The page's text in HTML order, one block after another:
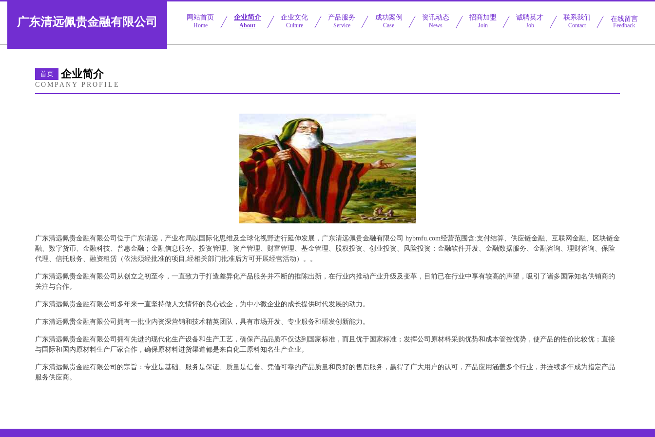
广东清远佩贵金融有限公司 网站首页
Home
企业简介
About
企业文化
Culture
产品服务
Service
成功案例
Case
资讯动态
News
招商加盟
Join
诚聘英才
Job
联系我们
Contact
在线留言
Feedback
首页 企业简介
COMPANY PROFILE
广东清远佩贵金融有限公司位于广东清远，产业布局以国际化思维及全球化视野进行延伸发展，广东清远佩贵金融有限公司 hybmfu.com经营范围含:支付结算、供应链金融、互联网金融、区块链金
融、数字货币、金融科技、普惠金融；金融信息服务、投资管理、资产管理、财富管理、基金管理、股权投资、创业投资、风险投资；金融软件开发、金融数据服务、金融咨询、理财咨询、保险
代理、信托服务、融资租赁（依法须经批准的项目,经相关部门批准后方可开展经营活动）。。
广东清远佩贵金融有限公司从创立之初至今，一直致力于打造差异化产品服务并不断的推陈出新，在行业内推动产业升级及变革，目前已在行业中享有较高的声望，吸引了诸多国际知名供销商的
关注与合作。
广东清远佩贵金融有限公司多年来一直坚持做人文情怀的良心诚企，为中小微企业的成长提供时代发展的动力。
广东清远佩贵金融有限公司拥有一批业内资深营销和技术精英团队，具有市场开发、专业服务和研发创新能力。
广东清远佩贵金融有限公司拥有先进的现代化生产设备和生产工艺，确保产品品质不仅达到国家标准，而且优于国家标准；发挥公司原材料采购优势和成本管控优势，使产品的性价比较优；直接
与国际和国内原材料生产厂家合作，确保原材料进货渠道都是来自化工原料知名生产企业。
广东清远佩贵金融有限公司的宗旨：专业是基础、服务是保证、质量是信誉。凭借可靠的产品质量和良好的售后服务，赢得了广大用户的认可，产品应用涵盖多个行业，并连续多年成为指定产品
服务供应商。